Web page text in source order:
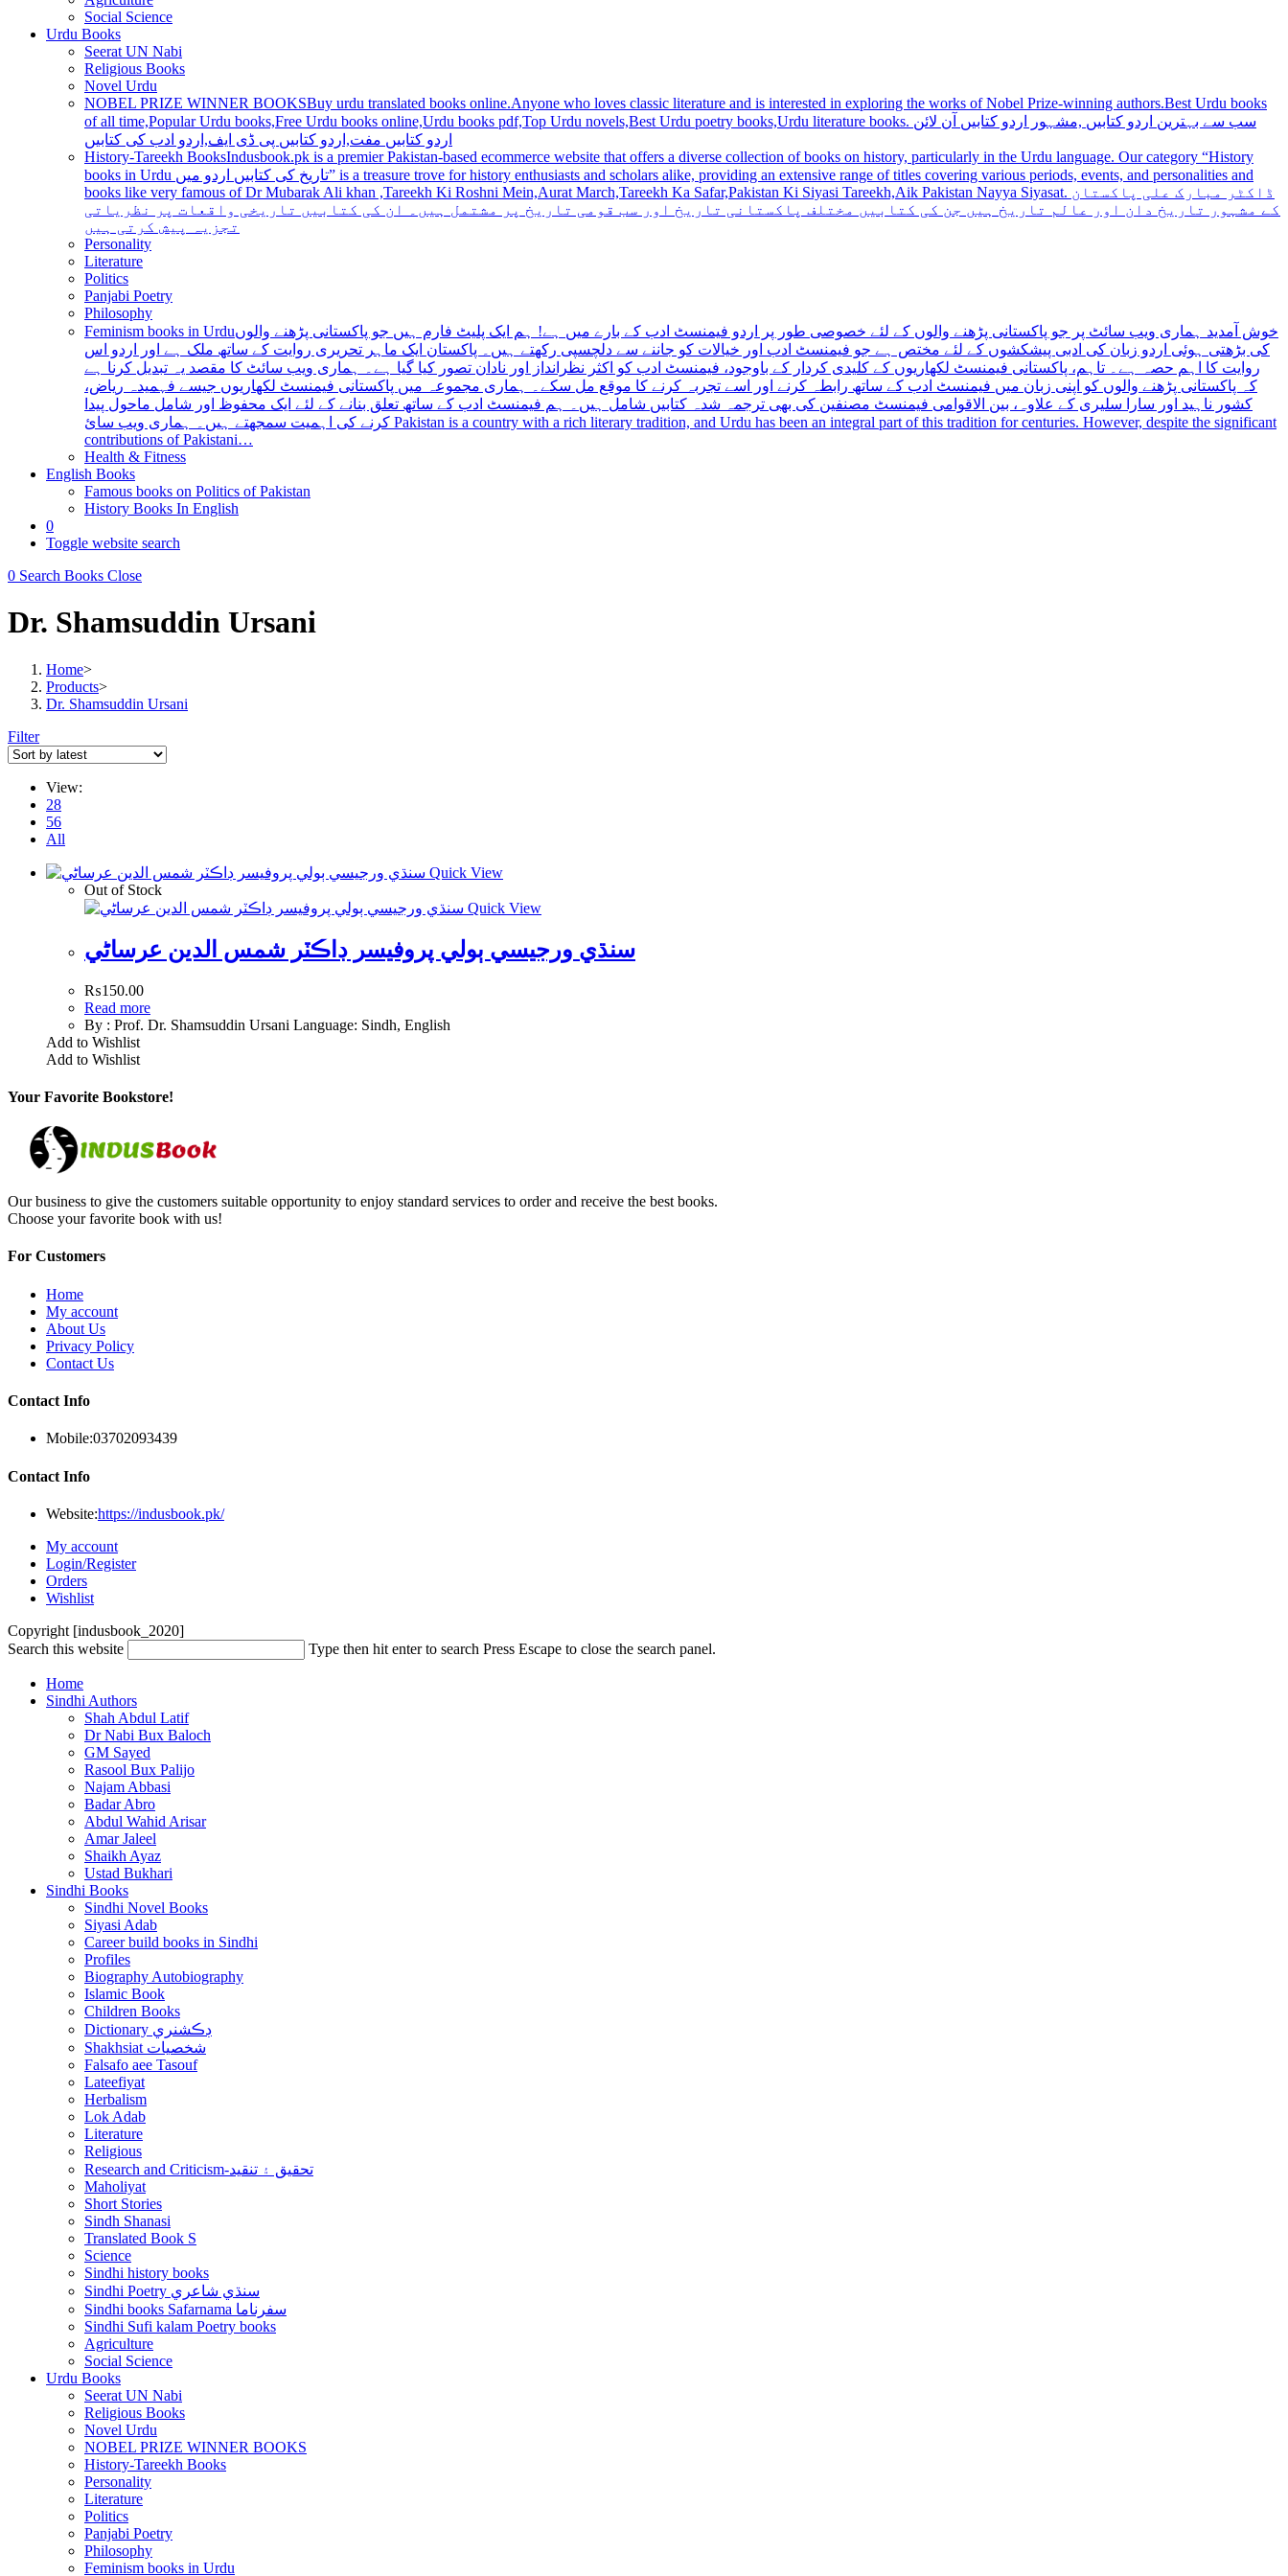
Social Science
Urdu Books
Seerat UN Nabi
Religious Books
Novel Urdu
NOBEL PRIZE WINNER BOOKSBuy urdu translated books online.Anyone who loves classic literature and is interested in exploring the works of Nobel Prize-winning authors.Best Urdu books
of all time,Popular Urdu books,Free Urdu books online,Urdu books pdf,Top Urdu novels,Best Urdu poetry books,Urdu literature books. سب سے بہترین اردو کتابیں ,مشہور اردو کتابیں آن لائن
اردو کتابیں مفت,اردو کتابیں پی ڈی ایف,اردو ادب کی کتابیں
History-Tareekh BooksIndusbook.pk is a premier Pakistan-based ecommerce website that offers a diverse collection of books on history, particularly in the Urdu language. Our category “History
books in Urdu تاریخ کی کتابیں اردو میں” is a treasure trove for history enthusiasts and scholars alike, providing an extensive range of titles covering various periods, events, and personalities and
books like very famous of Dr Mubarak Ali khan ,Tareekh Ki Roshni Mein,Aurat March,Tareekh Ka Safar,Pakistan Ki Siyasi Tareekh,Aik Pakistan Nayya Siyasat. ڈاکٹر مبارک علی پاکستان
کے مشہور تاریخ دان اور عالم تاریخ ہیں جن کی کتابیں مختلف پاکستانی تاریخ اور سب قومی تاریخ پر مشتمل ہیں۔ ان کی کتابیں تاریخی واقعات پر نظریاتی
تجزیہ پیش کرتی ہیں
Personality
Literature
Politics
Panjabi Poetry
Philosophy
Feminism books in Urduخوش آمدید ہماری ویب سائٹ پر جو پاکستانی پڑھنے والوں کے لئے خصوصی طور پر اردو فیمنسٹ ادب کے بارے میں ہے! ہم ایک پلیٹ فارم ہیں جو پاکستانی پڑھنے والوں
کی بڑھتی ہوئی اردو زبان کی ادبی پیشکشوں کے لئے مختص ہے جو فیمنسٹ ادب اور خیالات کو جاننے سے دلچسپی رکھتے ہیں۔ پاکستان ایک ماہر تحریری روایت کے ساتھ ملک ہے اور اردو اس
روایت کا اہم حصہ ہے۔ تاہم، پاکستانی فیمنسٹ لکھاریوں کے کلیدی کردار کے باوجود، فیمنسٹ ادب کو اکثر نظرانداز اور نادان تصور کیا گیا ہے۔ ہماری ویب سائٹ کا مقصد یہ تبدیل کرنا ہے
کہ پاکستانی پڑھنے والوں کو اپنی زبان میں فیمنسٹ ادب کے ساتھ رابطہ کرنے اور اسے تجربہ کرنے کا موقع مل سکے۔ ہماری مجموعہ میں پاکستانی فیمنسٹ لکھاریوں جیسے فہمیدہ ریاض،
کشور ناہید اور سارا سلیری کے علاوہ، بین الاقوامی فیمنسٹ مصنفین کی بھی ترجمہ شدہ کتابیں شامل ہیں۔ ہم فیمنسٹ ادب کے ساتھ تعلق بنانے کے لئے ایک محفوظ اور شامل ماحول پیدا
کرنے کی اہمیت سمجھتے ہیں۔ ہماری ویب سائ Pakistan is a country with a rich literary tradition, and Urdu has been an integral part of this tradition for centuries. However, despite the significant
contributions of Pakistani…
Health & Fitness
English Books
Famous books on Politics of Pakistan
History Books In English
0
Toggle website search
0 Search Books Close
Dr. Shamsuddin Ursani
Home>
Products>
Dr. Shamsuddin Ursani
Filter
View:
28
56
All
Quick View
Out of Stock
Quick View
سنڌي ورجيسي ٻولي پروفيسر ڊاڪٽر شمس الدين عرساڻي
₨150.00
Read more
By : Prof. Dr. Shamsuddin Ursani Language: Sindh, English
Add to Wishlist
Add to Wishlist
Your Favorite Bookstore!
Our business to give the customers suitable opportunity to enjoy standard services to order and receive the best books.
Choose your favorite book with us!
For Customers
Home
My account
About Us
Privacy Policy
Contact Us
Contact Info
Mobile:03702093439
Contact Info
Website:https://indusbook.pk/
My account
Login/Register
Orders
Wishlist
Copyright [indusbook_2020]
Search this website
Type then hit enter to search Press Escape to close the search panel.
Home
Sindhi Authors
Shah Abdul Latif
Dr Nabi Bux Baloch
GM Sayed
Rasool Bux Palijo
Najam Abbasi
Badar Abro
Abdul Wahid Arisar
Amar Jaleel
Shaikh Ayaz
Ustad Bukhari
Sindhi Books
Sindhi Novel Books
Siyasi Adab
Career build books in Sindhi
Profiles
Biography Autobiography
Islamic Book
Children Books
Dictionary ڊڪشنري
Shakhsiat شخصيات
Falsafo aee Tasouf
Lateefiyat
Herbalism
Lok Adab
Literature
Religious
Research and Criticism-تحقيق ۽ تنقيد
Maholiyat
Short Stories
Sindh Shanasi
Translated Book S
Science
Sindhi history books
Sindhi Poetry سنڌي شاعري
Sindhi books Safarnama سفرناما
Sindhi Sufi kalam Poetry books
Agriculture
Social Science
Urdu Books
Seerat UN Nabi
Religious Books
Novel Urdu
NOBEL PRIZE WINNER BOOKS
History-Tareekh Books
Personality
Literature
Politics
Panjabi Poetry
Philosophy
Feminism books in Urdu